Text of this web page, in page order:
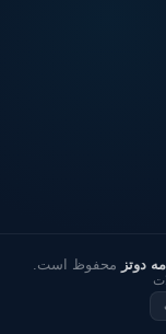
دوتز
محفوظ است.